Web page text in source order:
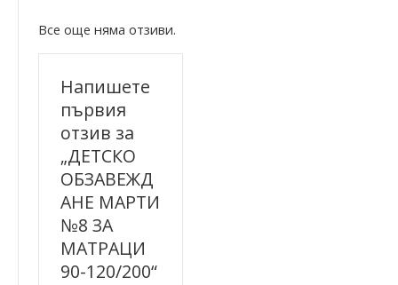
Все още няма отзиви.
Напишете
първия
отзив за
„ДЕТСКО
ОБЗАВЕЖД
АНЕ МАРТИ
№8 ЗА
МАТРАЦИ
90-120/200“